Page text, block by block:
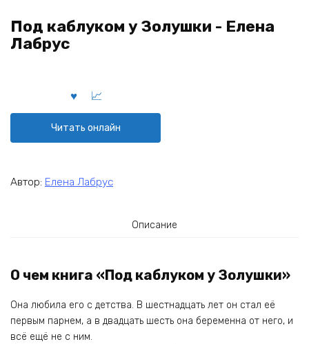
Под каблуком у Золушки - Елена
Лабрус
Читать онлайн
Автор: Елена Лабрус
Описание
О чем книга «Под каблуком у Золушки»
Она любила его с детства. В шестнадцать лет он стал её
первым парнем, а в двадцать шесть она беременна от него, и
всё ещё не с ним.